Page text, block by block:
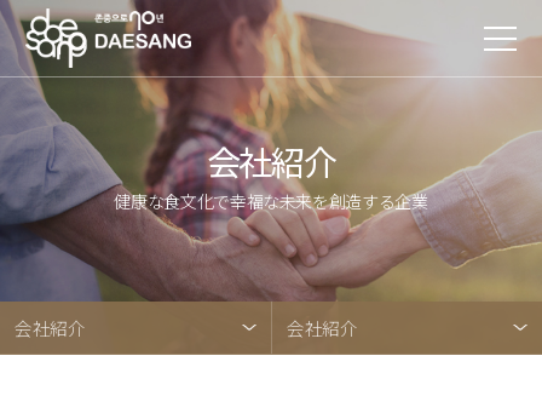
会社紹介
健康な食文化で幸福な未来を創造する企業
会社紹介 会社紹介